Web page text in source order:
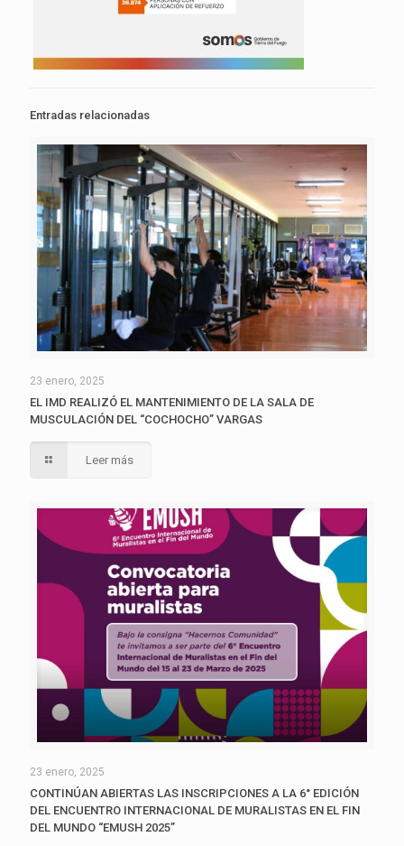
Entradas relacionadas
23 enero, 2025
EL IMD REALIZÓ EL MANTENIMIENTO DE LA SALA DE
MUSCULACIÓN DEL “COCHOCHO” VARGAS
Leer más
23 enero, 2025
CONTINÚAN ABIERTAS LAS INSCRIPCIONES A LA 6° EDICIÓN
DEL ENCUENTRO INTERNACIONAL DE MURALISTAS EN EL FIN
DEL MUNDO “EMUSH 2025”